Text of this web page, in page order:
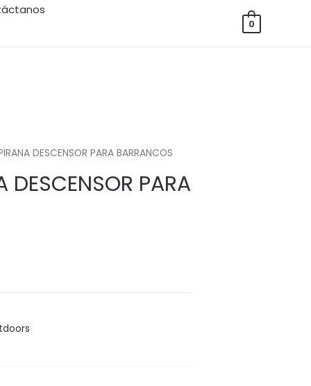
0
DESCENSOR PARA BARRANCOS
DESCENSOR PARA